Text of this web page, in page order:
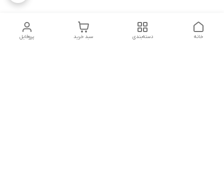
پروفایل سبد خرید دسته‌بندی خانه